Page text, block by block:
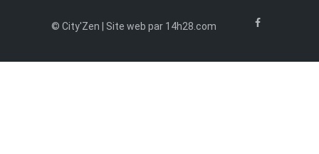
© City'Zen | Site web par 14h28.com